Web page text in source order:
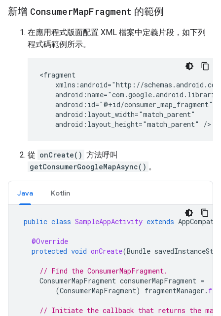
新增 ConsumerMapFragment 的範例
在應用程式版面配置 XML 檔案中定義片段，如下列
程式碼範例所示。
android:layout_height="match_parent"
從 onCreate() 方法呼叫
getConsumerGoogleMapAsync() 。
Java Kotlin
public class SampleAppActivity extends
@Override
protected void onCreate(Bundle
// Find the ConsumerMapFragment.
ConsumerMapFragment consumerMapFragment =
(ConsumerMapFragment) fragmentManager .
// Initiate the callback that returns the map.